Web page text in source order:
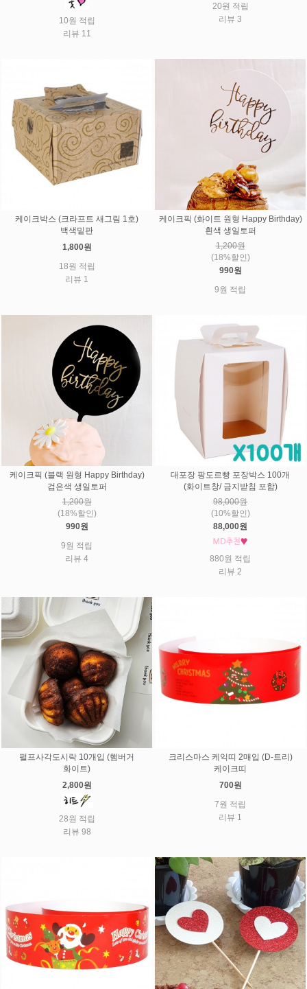
10원 적립
리뷰 11
20원 적립
리뷰 3
케이크박스 (크라프트 새그림 1호)
백색밑판
1,800원
18원 적립
리뷰 1
케이크픽 (화이트 원형 Happy Birthday)
흰색 생일토퍼
1,200원
(18%할인)
990원
9원 적립
케이크픽 (블랙 원형 Happy Birthday)
검은색 생일토퍼
1,200원
(18%할인)
990원
9원 적립
리뷰 4
대포장 팡도르빵 포장박스 100개
(화이트창/ 금지받침 포함)
98,000원
(10%할인)
88,000원
880원 적립
리뷰 2
펄프사각도시락 10개입 (햄버거
화이트)
2,800원
28원 적립
리뷰 98
크리스마스 케익띠 2매입 (D-트리)
케이크띠
700원
7원 적립
리뷰 1